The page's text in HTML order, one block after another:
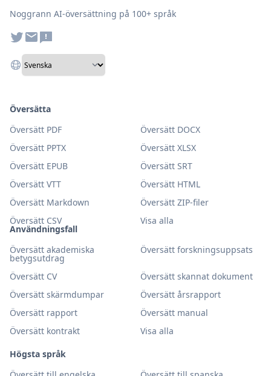
Noggrann AI-översättning på 100+ språk
Användningsfall
Översätt akademiska
betygsutdrag
Översätt forskningsuppsats
Översätt CV
Översätt skannat dokument
Översätt skärmdumpar
Översätt årsrapport
Översätt rapport
Översätt manual
Översätt kontrakt
Visa alla
Högsta språk
Översätta
Översätt PDF
Översätt DOCX
Översätt PPTX
Översätt XLSX
Översätt EPUB
Översätt SRT
Översätt VTT
Översätt HTML
Översätt Markdown
Översätt ZIP-filer
Översätt CSV
Visa alla